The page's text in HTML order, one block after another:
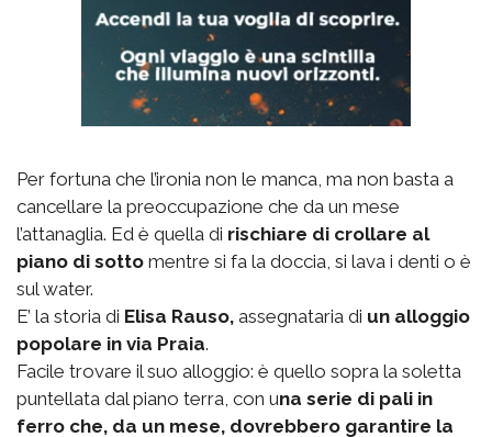
Per fortuna che l’ironia non le manca, ma non basta a
cancellare la preoccupazione che da un mese
l’attanaglia. Ed è quella di rischiare di crollare al
piano di sotto mentre si fa la doccia, si lava i denti o è
sul water.
E’ la storia di Elisa Rauso, assegnataria di un alloggio
popolare in via Praia.
Facile trovare il suo alloggio: è quello sopra la soletta
puntellata dal piano terra, con una serie di pali in
ferro che, da un mese, dovrebbero garantire la